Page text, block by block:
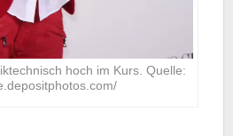
hoch im Kurs. Quelle: